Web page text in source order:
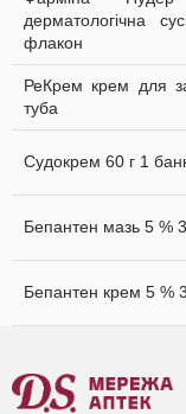
дерматологічна
флакон
РеКрем крем для
туба
Судокрем 60 г 1
Бепантен мазь 5 %
Бепантен крем 5 %